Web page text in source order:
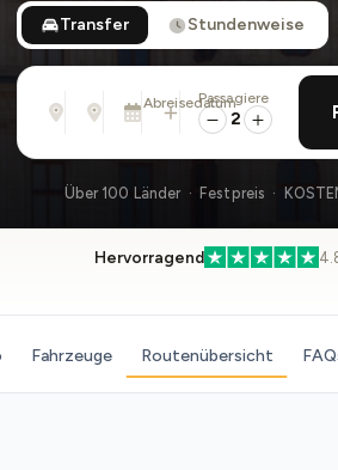
Transfer Stundenweise
Von
Adresse, Flughafen, Hotel, ...
Nach
Adresse, Flughafen, Hotel, ...
Abreisedatum
Di., 11. Aug. · 01:45 PM
rückfahrt
Passagiere
2
Über 100 Länder · Festpreis ·
Hervorragend
Fahrzeuge Routenübersicht